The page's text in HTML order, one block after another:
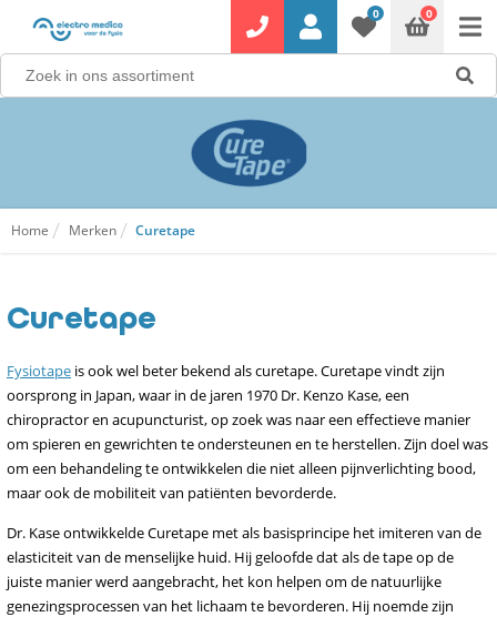
0 0
Home Merken Curetape
Curetape
Fysiotape is ook wel beter bekend als curetape. Curetape vindt zijn
oorsprong in Japan, waar in de jaren 1970 Dr. Kenzo Kase, een
chiropractor en acupuncturist, op zoek was naar een effectieve manier
om spieren en gewrichten te ondersteunen en te herstellen. Zijn doel was
om een behandeling te ontwikkelen die niet alleen pijnverlichting bood,
maar ook de mobiliteit van patiënten bevorderde.
Dr. Kase ontwikkelde Curetape met als basisprincipe het imiteren van de
elasticiteit van de menselijke huid. Hij geloofde dat als de tape op de
juiste manier werd aangebracht, het kon helpen om de natuurlijke
genezingsprocessen van het lichaam te bevorderen. Hij noemde zijn